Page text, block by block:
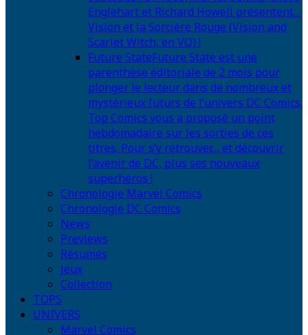
Englehart et Richard Howell présentent…
Vision et la Sorcière Rouge (Vision and
Scarlet Witch, en VO) !
Future StateFuture State est une
parenthèse éditoriale de 2 mois pour
plonger le lecteur dans de nombreux et
mystérieux futurs de l’univers DC Comics.
Top Comics vous a proposé un point
hebdomadaire sur les sorties de ces
titres. Pour s’y retrouver… et découvrir
l’avenir de DC, plus ses nouveaux
superhéros !
Chronologie Marvel Comics
Chronologie DC Comics
News
Previews
Résumés
Jeux
Collection
TOPS
UNIVERS
Marvel Comics